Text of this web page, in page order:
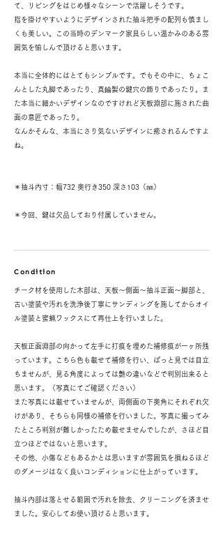
て、リビングをはじめ様々なシーンで活躍しそうです。
指を掛けやすいようにデザインされた抽斗把手の配列も慎まし
くも美しい。この当時のデンマーク家具らしい温かみのある雰
囲気を愉しんで頂けると思います。
本当に全体的にはとてもシンプルです。でもその中に、ちょこ
んとした丸脚であったり、真鍮製の鍵穴の飾りであったり。ま
た本当に細かいデザインなのですけれど天板淵部に施された曲
面の意匠であったり。
なんかそんな、本当にさり気ないデザインに癒されるんですよ
ね。
＊抽斗内寸：幅732 奥行き350 深さ103（㎜）
＊今回、鍵は欠品しており付属していません。
Condition
チーク材を使用した木部は、天板～側面～抽斗正面～脚部と、
古い塗装や汚れを洗浄後丁寧にサンディングを施してからオイ
ル塗装と蜜蝋ワックスにて再仕上を行いました。
天板正面淵部の向かって左手に打痕を埋めた補修痕が一ヶ所残
っています。こちら色も載せて補修を行い、ぱっと見では目立
ちませんが、見る角度によっては艶の違いなどで判別出来ると
思います。（写真にてご確認ください）
また写真には載せていませんが、両側面の下奥角にそれぞれ欠
けがあり、そちらも同様の補修を行いました。写真に撮ってみ
たところ判別が難しかったため載せませんでしたが、さほど目
立つほどではないと思います。
その他、小傷などもあるかとは思いますが雰囲気を損ねるほど
のダメージはなく良いコンディションに仕上がっています。
抽斗内部は落とせる範囲で汚れを除去、クリーニングを済ませ
ました。安心してお使い頂けると思います。